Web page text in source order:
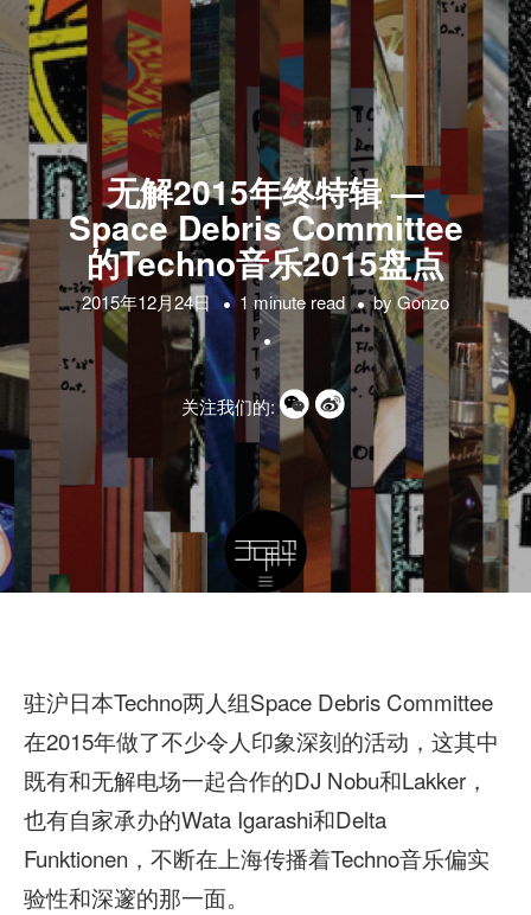
无解2015年终特辑 —
Space Debris Committee
的Techno音乐2015盘点
2015年12月24日 1 minute read byGonzo
关注我们的:
驻沪日本Techno两人组Space Debris Committee
在2015年做了不少令人印象深刻的活动，这其中
既有和无解电场一起合作的DJ Nobu和Lakker，
也有自家承办的Wata Igarashi和Delta
Funktionen，不断在上海传播着Techno音乐偏实
验性和深邃的那一面。